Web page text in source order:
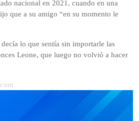
nacional en 2021, cuando en una
que a su amigo “en su momento le
lo que sentía sin importarle las
Leone, que luego no volvió a hacer